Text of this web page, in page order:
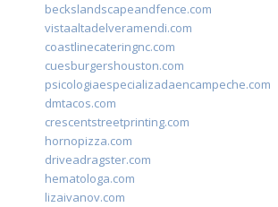
beckslandscapeandfence.com
vistaaltadelveramendi.com
coastlinecateringnc.com
cuesburgershouston.com
psicologiaespecializadaencampeche.com
dmtacos.com
crescentstreetprinting.com
hornopizza.com
driveadragster.com
hematologa.com
lizaivanov.com